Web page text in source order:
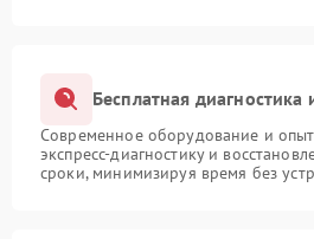
Бесплатная
Современное оборудование и
экспресс-диагностику и
сроки, минимизируя время без